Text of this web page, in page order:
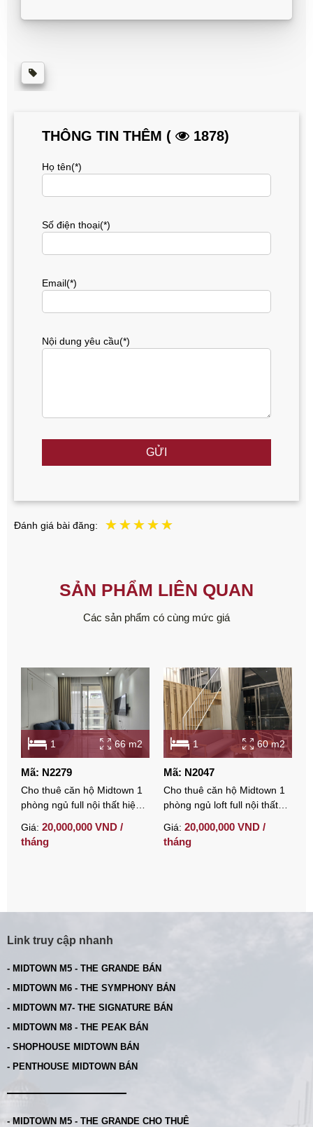
THÔNG TIN THÊM ( 1878)
Họ tên(*)
Số điện thoại(*)
Email(*)
Nội dung yêu cầu(*)
GỬI
Đánh giá bài đăng:
SẢN PHẨM LIÊN QUAN
Các sản phẩm có cùng mức giá
1 66 m2
Mã: N2279
Cho thuê căn hộ Midtown 1
phòng ngủ full nội thất hiện
Giá: 20,000,000 VND /
tháng
1 60 m2
Mã: N2047
Cho thuê căn hộ Midtown 1
phòng ngủ loft full nội thất
Giá: 20,000,000 VND /
tháng
Link truy cập nhanh
- MIDTOWN M5 - THE GRANDE BÁN
- MIDTOWN M6 - THE SYMPHONY BÁN
- MIDTOWN M7- THE SIGNATURE BÁN
- MIDTOWN M8 - THE PEAK BÁN
- SHOPHOUSE MIDTOWN BÁN
- PENTHOUSE MIDTOWN BÁN
- MIDTOWN M5 - THE GRANDE CHO THUÊ